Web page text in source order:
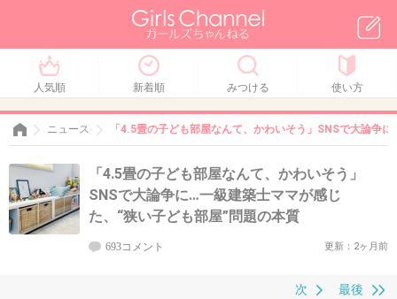
人気順 新着順 みつける 使い方
ニュース 「4.5畳の子ども部屋なんて、かわいそう」SNSで大論争
「4.5畳の子ども部屋なんて、かわいそう」
SNSで大論争に…一級建築士ママが感じ
た、“狭い子ども部屋”問題の本質
693コメント 更新：2ヶ月前
最後
次